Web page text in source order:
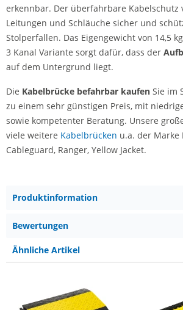
erkennbar. Der überfahrbare Kabelschutz
Leitungen und Schläuche sicher und
Stolperfallen. Das Eigengewicht von 14,5
3 Kanal Variante sorgt dafür, dass der
auf dem Untergrund liegt.
Die Kabelbrücke befahrbar kaufen Sie im
zu einem sehr günstigen Preis, mit
sowie kompetenter Beratung. Unsere
viele weitere Kabelbrücken u.a. der Marke
Cableguard, Ranger, Yellow Jacket.
Produktinformation
Bewertungen
Ähnliche Artikel